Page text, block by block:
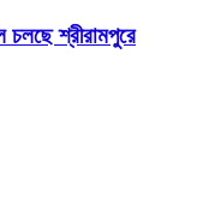
চলছে শ্রীরামপুরে